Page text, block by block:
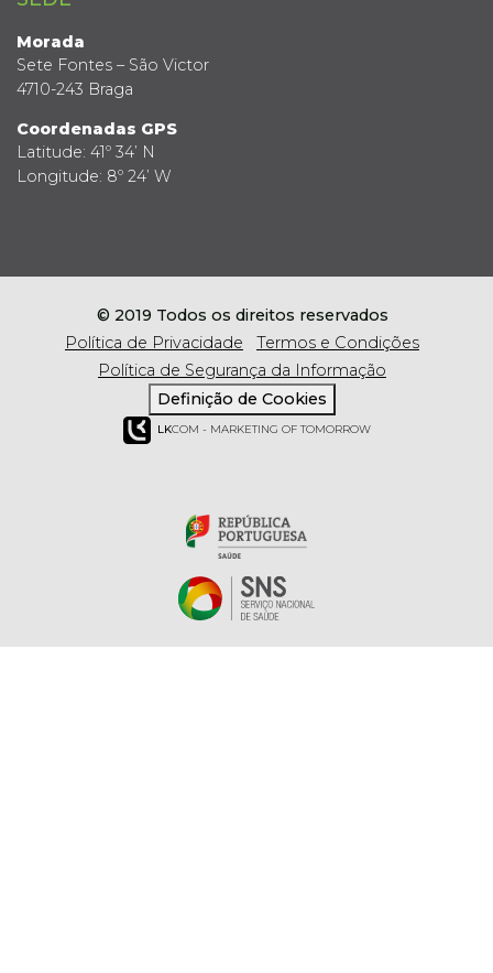
Morada
Sete Fontes – São Victor
4710-243 Braga
Coordenadas GPS
Latitude: 41º 34’ N
Longitude: 8º 24’ W
© 2019 Todos os direitos reservados
Política de Privacidade
Termos e Condições
Política de Segurança da Informação
Definição de Cookies
LKCOM - MARKETING OF TOMORROW